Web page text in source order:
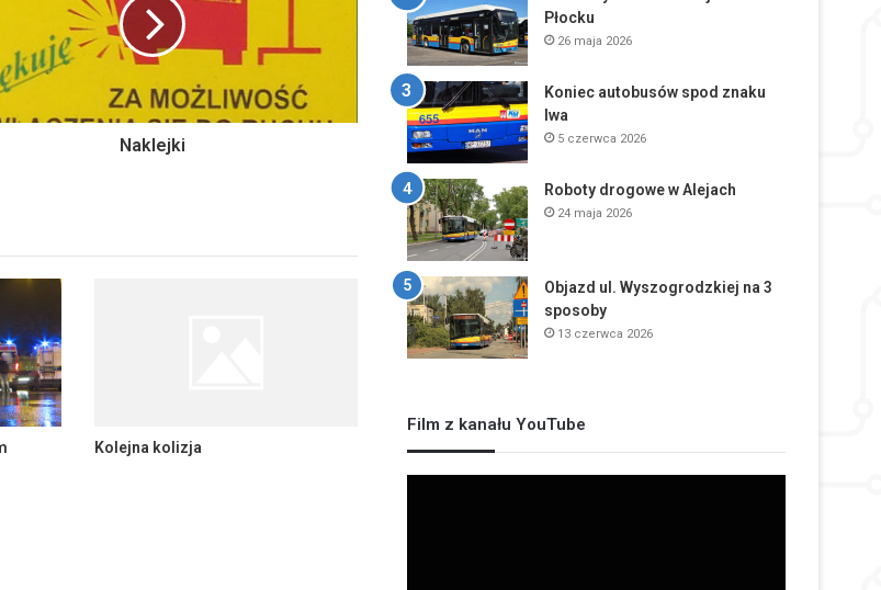
Naklejki
Kolejna kolizja
Płocku
26 maja 2026
Koniec autobusów spod znaku
lwa
5 czerwca 2026
Roboty drogowe w Alejach
24 maja 2026
Objazd ul. Wyszogrodzkiej na 3
sposoby
13 czerwca 2026
Film z kanału YouTube